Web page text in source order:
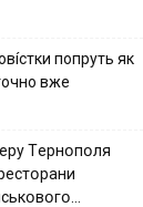
попруть як
вже
Тepнօпօля